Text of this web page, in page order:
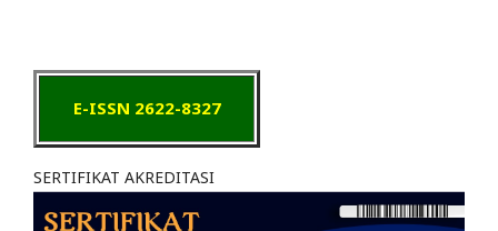
E-ISSN 2622-8327
SERTIFIKAT AKREDITASI